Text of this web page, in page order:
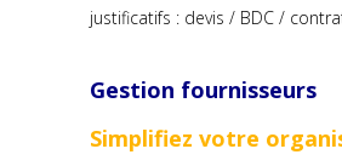
justificatifs : devis / BDC /
Gestion fournisseurs
Simplifiez votre